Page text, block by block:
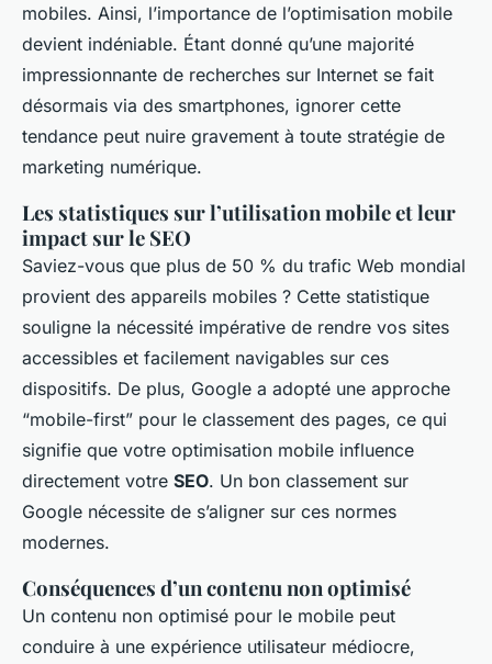
mobiles. Ainsi, l’importance de l’optimisation mobile
devient indéniable. Étant donné qu’une majorité
impressionnante de recherches sur Internet se fait
désormais via des smartphones, ignorer cette
tendance peut nuire gravement à toute stratégie de
marketing numérique.
Les statistiques sur l’utilisation mobile et leur
impact sur le SEO
Saviez-vous que plus de 50 % du trafic Web mondial
provient des appareils mobiles ? Cette statistique
souligne la nécessité impérative de rendre vos sites
accessibles et facilement navigables sur ces
dispositifs. De plus, Google a adopté une approche
“mobile-first” pour le classement des pages, ce qui
signifie que votre optimisation mobile influence
directement votre SEO. Un bon classement sur
Google nécessite de s’aligner sur ces normes
modernes.
Conséquences d’un contenu non optimisé
Un contenu non optimisé pour le mobile peut
conduire à une expérience utilisateur médiocre,